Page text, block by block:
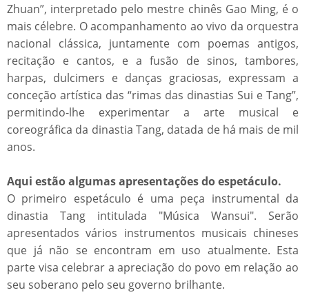
Zhuan”, interpretado pelo mestre chinês Gao Ming, é o
mais célebre. O acompanhamento ao vivo da orquestra
nacional clássica, juntamente com poemas antigos,
recitação e cantos, e a fusão de sinos, tambores,
harpas, dulcimers e danças graciosas, expressam a
conceção artística das “rimas das dinastias Sui e Tang”,
permitindo-lhe experimentar a arte musical e
coreográfica da dinastia Tang, datada de há mais de mil
anos.
Aqui estão algumas apresentações do espetáculo.
O primeiro espetáculo é uma peça instrumental da
dinastia Tang intitulada "Música Wansui". Serão
apresentados vários instrumentos musicais chineses
que já não se encontram em uso atualmente. Esta
parte visa celebrar a apreciação do povo em relação ao
seu soberano pelo seu governo brilhante.